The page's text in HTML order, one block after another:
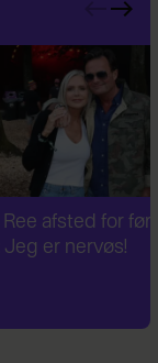
er fascineret
Har